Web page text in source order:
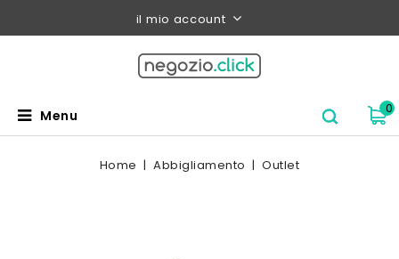
il mio account
0
Menu
Home Abbigliamento Outlet